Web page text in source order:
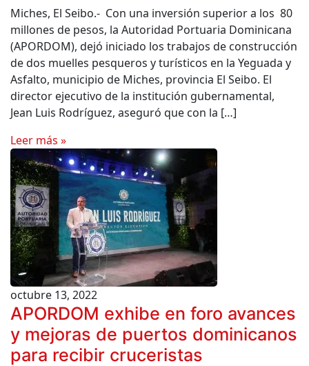
Miches, El Seibo.- Con una inversión superior a los 80
millones de pesos, la Autoridad Portuaria Dominicana
(APORDOM), dejó iniciado los trabajos de construcción
de dos muelles pesqueros y turísticos en la Yeguada y
Asfalto, municipio de Miches, provincia El Seibo. El
director ejecutivo de la institución gubernamental,
Jean Luis Rodríguez, aseguró que con la […]
Leer más »
octubre 13, 2022
APORDOM exhibe en foro avances
y mejoras de puertos dominicanos
para recibir cruceristas